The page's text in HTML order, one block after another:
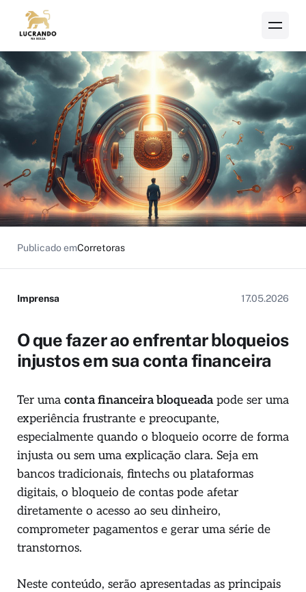
Publicado emCorretoras
Imprensa 17.05.2026
O que fazer ao enfrentar bloqueios
injustos em sua conta financeira
Ter uma conta financeira bloqueadapode ser uma
experiência frustrante e preocupante,
especialmente quando o bloqueio ocorre de forma
injusta ou sem uma explicação clara. Seja em
bancos tradicionais, fintechs ou plataformas
digitais, o bloqueio de contas pode afetar
diretamente o acesso ao seu dinheiro,
comprometer pagamentos e gerar uma série de
transtornos.
Neste conteúdo, serão apresentadas as principais